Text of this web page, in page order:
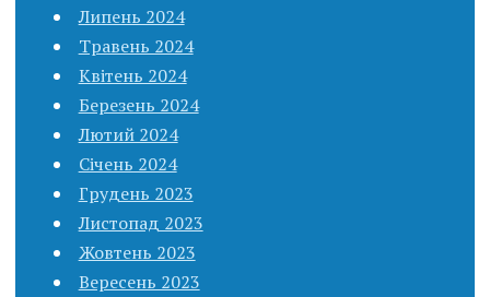
Липень 2024
Травень 2024
Квітень 2024
Березень 2024
Лютий 2024
Січень 2024
Грудень 2023
Листопад 2023
Жовтень 2023
Вересень 2023